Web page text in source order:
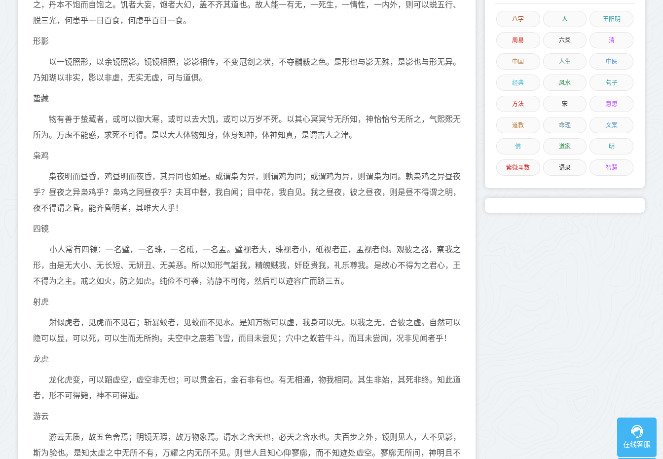
之，丹本不饱而自饱之。饥者大妄，饱者大幻，盖不齐其道也。故人能一有无，一死生，一情性，一内外，则可以蜕五行、
脱三光，何患乎一日百食，何虑乎百日一食。
形影
以一镜照形，以余镜照影。镜镜相照，影影相传，不变冠剑之状，不夺黼黻之色。是形也与影无殊，是影也与形无异。
乃知瑚以非实，影以非虚，无实无虚，可与道俱。
蛰藏
物有善于蛰藏者，或可以御大寒，或可以去大饥，或可以万岁不死。以其心冥冥兮无所知，神怡怡兮无所之，气熙熙无
所为。万虑不能惑，求死不可得。是以大人体物知身，体身知神，体神知真，是谓吉人之津。
枭鸡
枭夜明而昼昏，鸡昼明而夜昏，其异同也如是。或谓枭为异，则谓鸡为同；或谓鸡为异，则谓枭为同。孰枭鸡之异昼夜
乎？昼夜之异枭鸡乎？枭鸡之同昼夜乎？夫耳中磬，我自闻；目中花，我自见。我之昼夜，彼之昼夜，则是昼不得谓之明，
夜不得谓之昏。能齐昏明者，其唯大人乎！
四镜
小人常有四镜：一名璧，一名珠，一名砥，一名盂。璧视者大，珠视者小，砥视者正，盂视者倒。观彼之器，察我之
形，由是无大小、无长短、无妍丑、无美恶。所以知形气謟我，精魄贼我，奸臣贵我，礼乐尊我。是故心不得为之君心，王
不得为之主。戒之如火，防之如虎。纯俭不可袭，清静不可侮，然后可以迹容广而跻三五。
射虎
射似虎者，见虎而不见石；斩暴蛟者，见蛟而不见水。是知万物可以虚，我身可以无。以我之无，合彼之虚。自然可以
隐可以显，可以死，可以生而无所拘。夫空中之鹿若飞雪，而目未尝见；穴中之蚁若牛斗，而耳未尝闻，况非见闻者乎！
龙虎
龙化虎变，可以蹈虚空，虚空非无也；可以贯金石，金石非有也。有无相通，物我相同。其生非始，其死非终。知此道
者，形不可得毙，神不可得逝。
游云
游云无质，故五色舍焉；明镜无瑕，故万物象焉。谓水之含天也，必天之含水也。夫百步之外，镜则见人，人不见影，
斯为验也。是知太虚之中无所不有，万耀之内无所不见。则世人且知心仰寥廓，而不知迹处虚空。寥廓无所间，神明且不
八字 人 王阳明
周易 六爻 清
中国 人生 中医
经典 风水 句子
方法 宋 意思
道教 命理 文案
佛 道家 明
紫微斗数 语录 智慧
在线客服